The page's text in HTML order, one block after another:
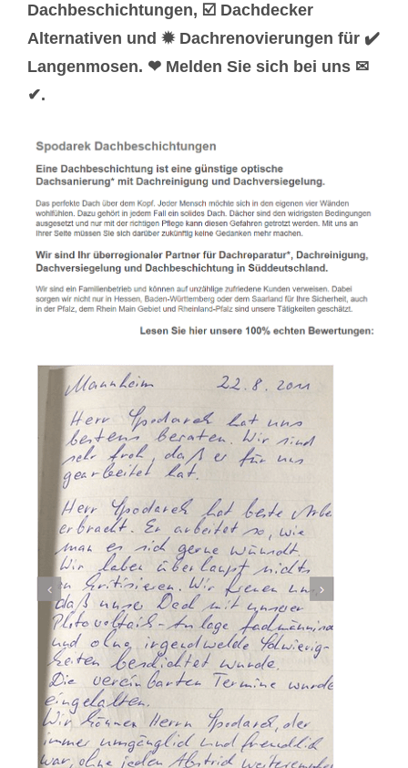
Dachbeschichtungen, ☑️ Dachdecker
Alternativen und ✹ Dachrenovierungen für ✔️
Langenmosen. ❤ Melden Sie sich bei uns ✉
✔.